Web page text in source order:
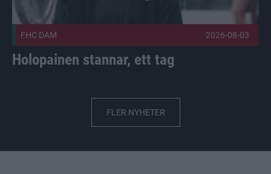
FHC DAM 2026-08-03
Holopainen stannar, ett tag
FLER NYHETER